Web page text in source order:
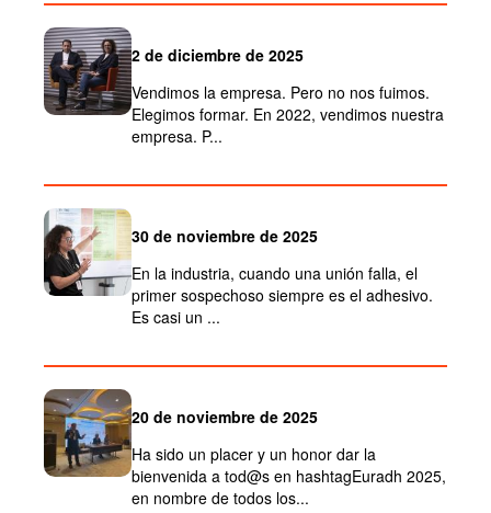
2 de diciembre de 2025
Vendimos la empresa. Pero no nos fuimos.
Elegimos formar. En 2022, vendimos nuestra
empresa. P...
30 de noviembre de 2025
En la industria, cuando una unión falla, el
primer sospechoso siempre es el adhesivo.
Es casi un ...
20 de noviembre de 2025
Ha sido un placer y un honor dar la
bienvenida a tod@s en hashtagEuradh 2025,
en nombre de todos los...